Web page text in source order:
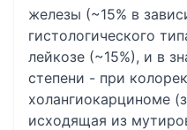
железы (~15% в
гистологического
лейкозе (~15%), и в
степени - при
холангиокарциноме
исходящая из